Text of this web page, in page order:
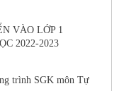
VÀO LỚP 1
2022-2023
trình SGK môn Tự